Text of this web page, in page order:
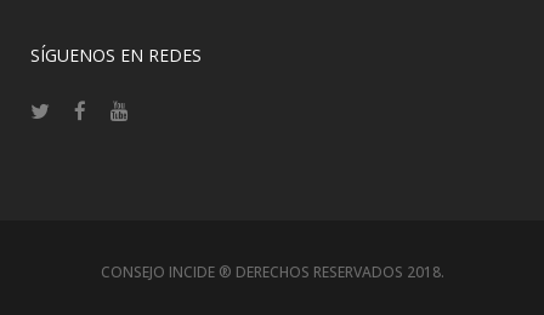
SÍGUENOS EN REDES
CONSEJO INCIDE ® DERECHOS RESERVADOS 2018.